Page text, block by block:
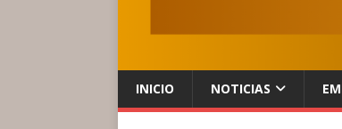
INICIO NOTICIAS